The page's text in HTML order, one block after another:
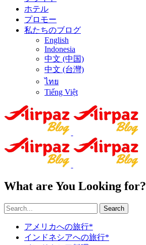
ホテル
プロモー
私たちのブログ
English
Indonesia
中文 (中国)
中文 (台灣)
ไทย
Tiếng Việt
What are You Looking for?
Search
アメリカへの旅行*
インドネシアへの旅行*